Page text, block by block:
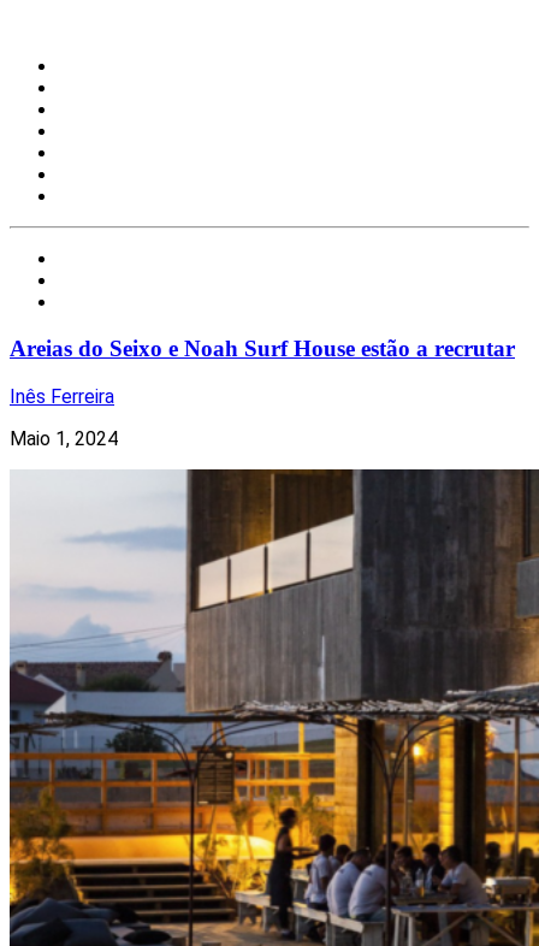
Areias do Seixo e Noah Surf House estão a recrutar
Inês Ferreira
Maio 1, 2024